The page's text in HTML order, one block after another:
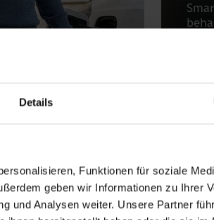
Details
Funktionen für soziale
geben wir Informationen zu Ihrer
und Analysen weiter. Unsere Partner
automatisch dorthin, wo er
So steigt Ihr Eigenverbrauch,